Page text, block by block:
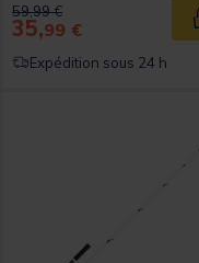
Price reduced from
59,99 €to
35,99 €
Expédition sous 24 h